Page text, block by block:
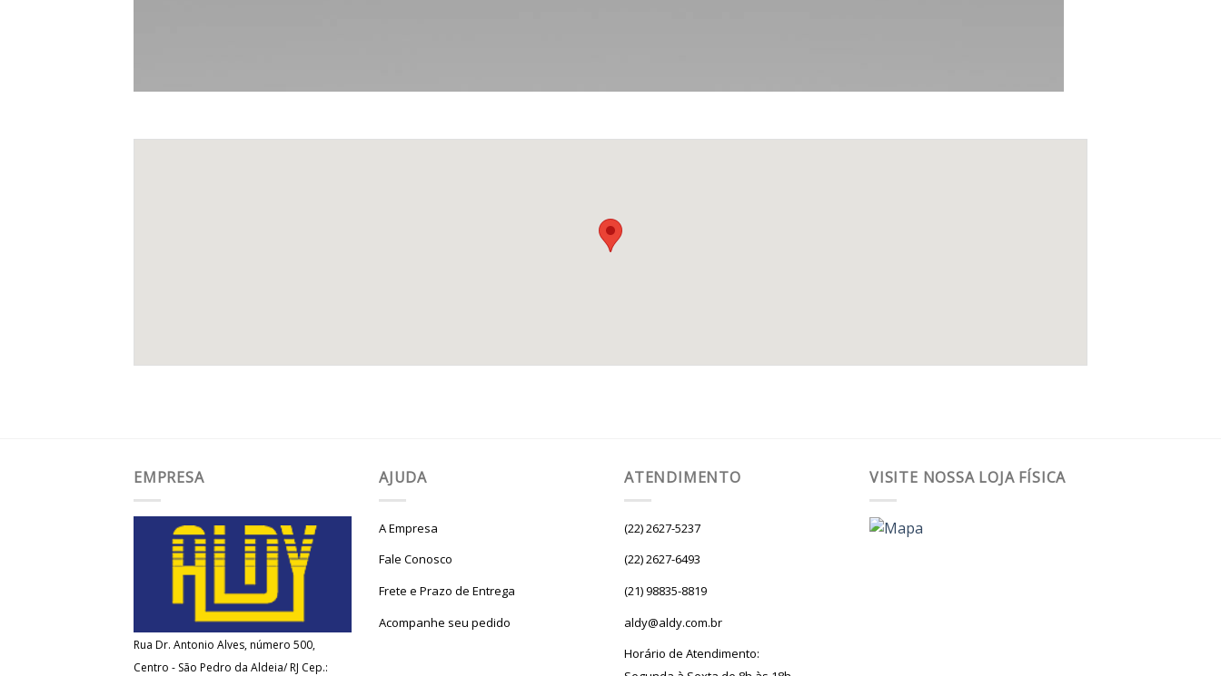
EMPRESA
Rua Dr. Antonio Alves, número 500,
Centro - São Pedro da Aldeia/ RJ Cep.:
AJUDA
A Empresa
Fale Conosco
Frete e Prazo de Entrega
Acompanhe seu pedido
ATENDIMENTO
(22) 2627-5237
(22) 2627-6493
(21) 98835-8819
aldy@aldy.com.br
Horário de Atendimento:
VISITE NOSSA LOJA FÍSICA